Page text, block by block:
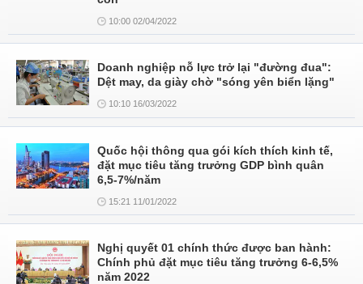
10:00 02/04/2022
Doanh nghiệp nỗ lực trở lại "đường đua":
Dệt may, da giày chờ "sóng yên biển lặng"
10:10 16/03/2022
Quốc hội thông qua gói kích thích kinh tế,
đặt mục tiêu tăng trưởng GDP bình quân
6,5-7%/năm
15:21 11/01/2022
Nghị quyết 01 chính thức được ban hành:
Chính phủ đặt mục tiêu tăng trưởng 6-6,5%
năm 2022